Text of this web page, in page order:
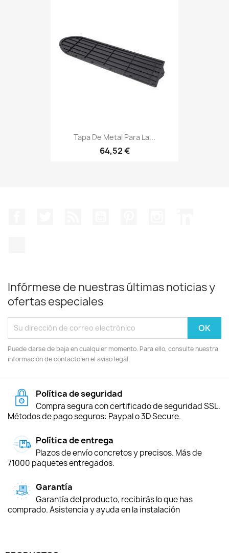
Tapa De Metal Para La...
64,52 €
Infórmese de nuestras últimas noticias y
ofertas especiales
Puede darse de baja en cualquier momento. Para ello, consulte nuestra
información de contacto en el aviso legal.
Política de seguridad
Compra segura con certificado de seguridad SSL.
Métodos de pago seguros: Paypal o 3D Secure.
Política de entrega
Plazos de envío concretos y precisos. Más de
71000 paquetes entregados.
Garantía
Garantía del producto, recibirás lo que has
comprado. Asistencia y ayuda en la instalación